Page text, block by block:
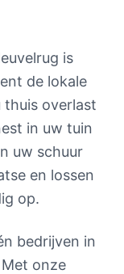
is
de lokale
thuis overlast
in uw tuin
uw schuur
en lossen
op.
bedrijven in
onze